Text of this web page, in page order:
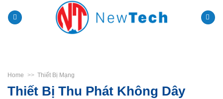
content
Home >> Thiết Bị Mạng
Thiết Bị Thu Phát Không Dây